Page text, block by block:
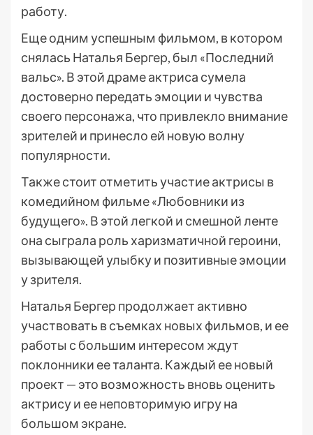
работу.
Еще одним успешным фильмом, в котором
снялась Наталья Бергер, был «Последний
вальс». В этой драме актриса сумела
достоверно передать эмоции и чувства
своего персонажа, что привлекло внимание
зрителей и принесло ей новую волну
популярности.
Также стоит отметить участие актрисы в
комедийном фильме «Любовники из
будущего». В этой легкой и смешной ленте
она сыграла роль харизматичной героини,
вызывающей улыбку и позитивные эмоции
у зрителя.
Наталья Бергер продолжает активно
участвовать в съемках новых фильмов, и ее
работы с большим интересом ждут
поклонники ее таланта. Каждый ее новый
проект — это возможность вновь оценить
актрису и ее неповторимую игру на
большом экране.